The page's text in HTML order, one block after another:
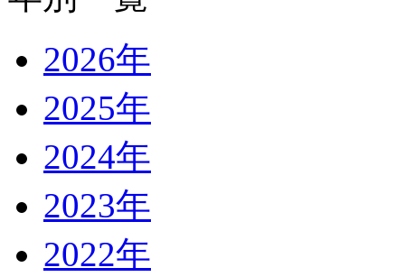
2026年
2025年
2024年
2023年
2022年